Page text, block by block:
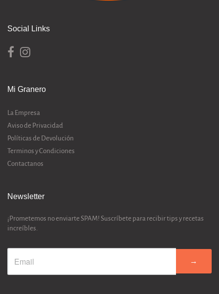
Social Links
Mi Granero
La Empresa
Aviso de Privacidad
Políticas de Devolución
Terminos y Condiciones
Contactanos
Newsletter
¡Prometemos no enviarte SPAM! Suscríbete para recibir tips y recetas
increíbles.
→